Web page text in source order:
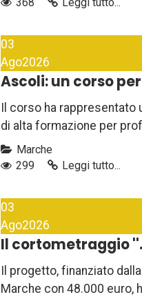
368
Leggi tutto...
03
Ago2026
Ascoli: un corso
Il corso ha rappresentato
di alta formazione per
Marche
299
Leggi tutto...
03
Ago2026
Il cortometraggio
Il progetto, finanziato
Marche con 48.000 euro,